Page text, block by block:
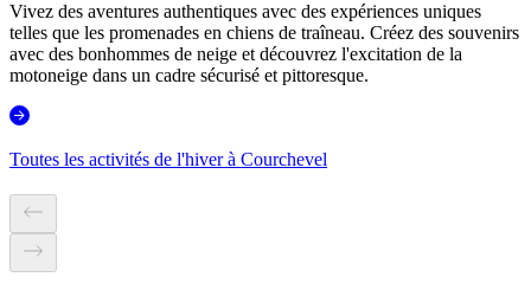
Vivez des aventures authentiques avec des expériences uniques
telles que les promenades en chiens de traîneau. Créez des souvenirs
avec des bonhommes de neige et découvrez l'excitation de la
motoneige dans un cadre sécurisé et pittoresque.
Toutes les activités de l'hiver à Courchevel